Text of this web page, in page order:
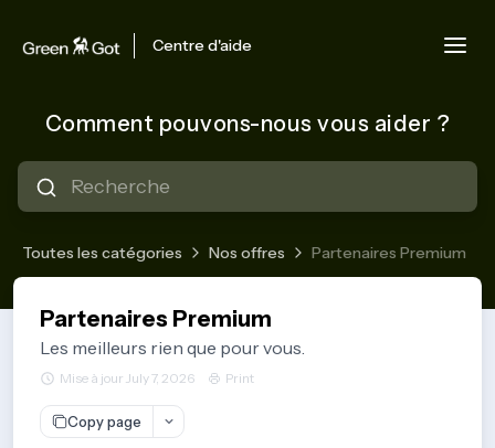
Centre d'aide
Comment pouvons-nous vous aider ?
Toutes les catégories Nos offres Partenaires Premium
Partenaires Premium
Les meilleurs rien que pour vous.
Mise à jour July 7, 2026 Print
Copy page